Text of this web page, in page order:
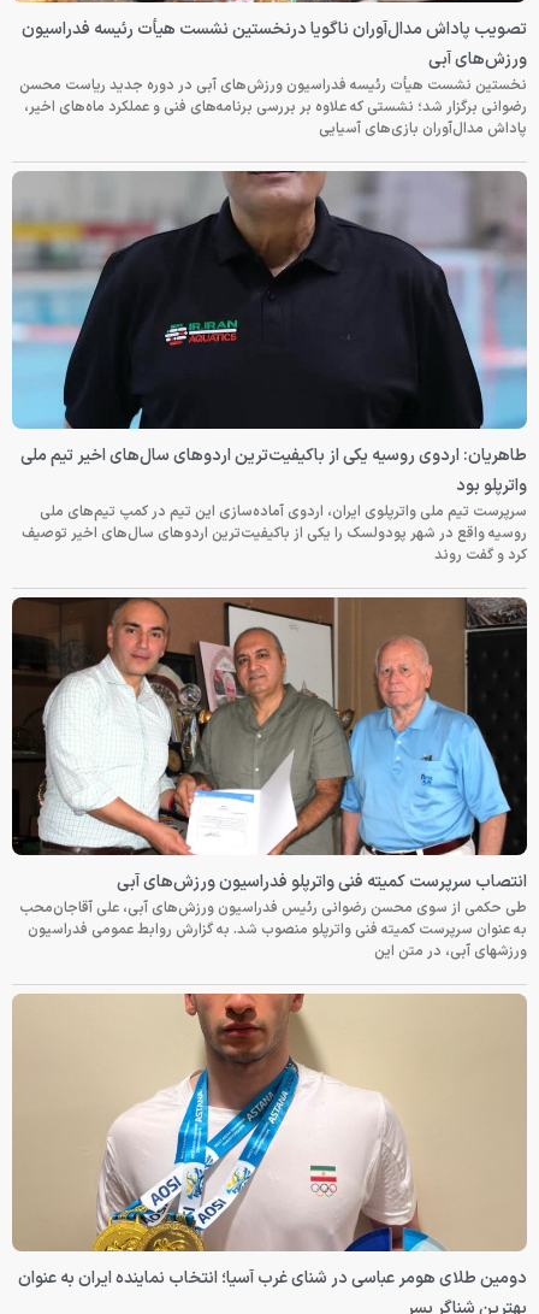
تصویب پاداش مدال‌آوران ناگویا درنخستین نشست هیأت رئیسه فدراسیون
ورزش‌های آبی
نخستین نشست هیأت رئیسه فدراسیون ورزش‌های آبی در دوره جدید ریاست محسن
رضوانی برگزار شد؛ نشستی که علاوه بر بررسی برنامه‌های فنی و عملکرد ماه‌های اخیر،
پاداش مدال‌آوران بازی‌های آسیایی
طاهریان: اردوی روسیه یکی از باکیفیت‌ترین اردوهای سال‌های اخیر تیم ملی
واترپلو بود
سرپرست تیم ملی واترپلوی ایران، اردوی آماده‌سازی این تیم در کمپ تیم‌های ملی
روسیه واقع در شهر پودولسک را یکی از باکیفیت‌ترین اردوهای سال‌های اخیر توصیف
کرد و گفت روند
انتصاب سرپرست کمیته فنی واترپلو فدراسیون ورزش‌های آبی
طی حکمی از سوی محسن رضوانی رئیس فدراسیون ورزش‌های آبی، علی آقاجان‌محب
به عنوان سرپرست کمیته فنی واترپلو منصوب شد. به گزارش روابط عمومی فدراسیون
ورزشهای آبی، در متن این
دومین طلای هومر عباسی در شنای غرب آسیا؛ انتخاب نماینده ایران به عنوان
بهترین شناگر پسر